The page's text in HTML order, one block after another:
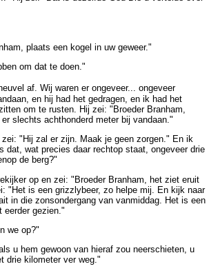
plaats een kogel in uw geweer."
om dat te doen."
af. Wij waren er ongeveer... ongeveer
en hij had het gedragen, en ik had het
om te rusten. Hij zei: "Broeder Branham,
slechts achthonderd meter bij vandaan."
"Hij zal er zijn. Maak je geen zorgen." En ik
dat, wat precies daar rechtop staat, ongeveer drie
de berg?"
op en zei: "Broeder Branham, het ziet eruit
"Het is een grizzlybeer, zo helpe mij. En kijk naar
in die zonsondergang van vanmiddag. Het is een
eerder gezien."
we op?"
u hem gewoon van hieraf zou neerschieten, u
drie kilometer ver weg."